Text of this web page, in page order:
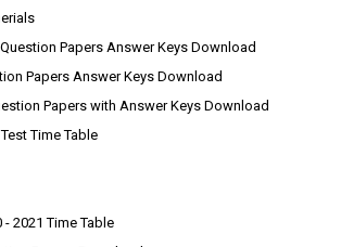
Papers Answer Keys Download
Papers Answer Keys Download
Papers with Answer Keys Download
Time Table
- 2021 Time Table